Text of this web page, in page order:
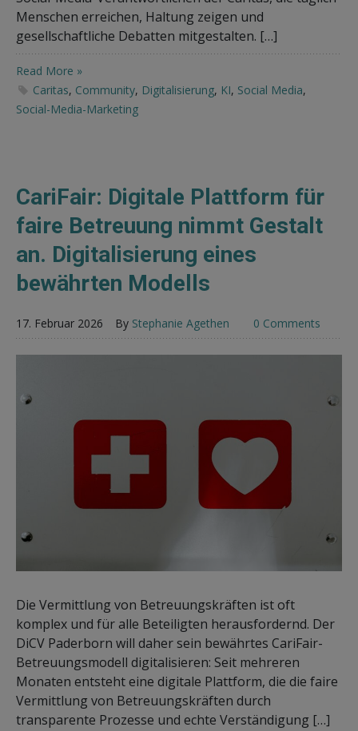
Menschen erreichen, Haltung zeigen und
gesellschaftliche Debatten mitgestalten. […]
Read More »
Caritas, Community, Digitalisierung, KI, Social Media,
Social-Media-Marketing
CariFair: Digitale Plattform für
faire Betreuung nimmt Gestalt
an. Digitalisierung eines
bewährten Modells
17. Februar 2026 By Stephanie Agethen 0 Comments
Die Vermittlung von Betreuungskräften ist oft
komplex und für alle Beteiligten herausfordernd. Der
DiCV Paderborn will daher sein bewährtes CariFair-
Betreuungsmodell digitalisieren: Seit mehreren
Monaten entsteht eine digitale Plattform, die die faire
Vermittlung von Betreuungskräften durch
transparente Prozesse und echte Verständigung […]